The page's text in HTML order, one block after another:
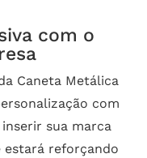
com o
Caneta Metálica
com
sua marca
estará reforçando